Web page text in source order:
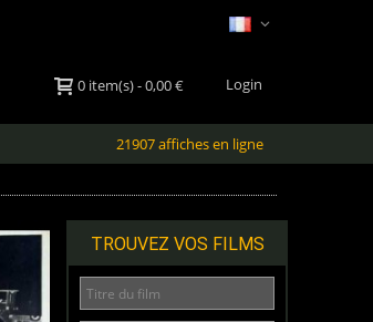
Login
0 item(s)-0,00 €
21907 affiches en ligne
TROUVEZ VOS FILMS